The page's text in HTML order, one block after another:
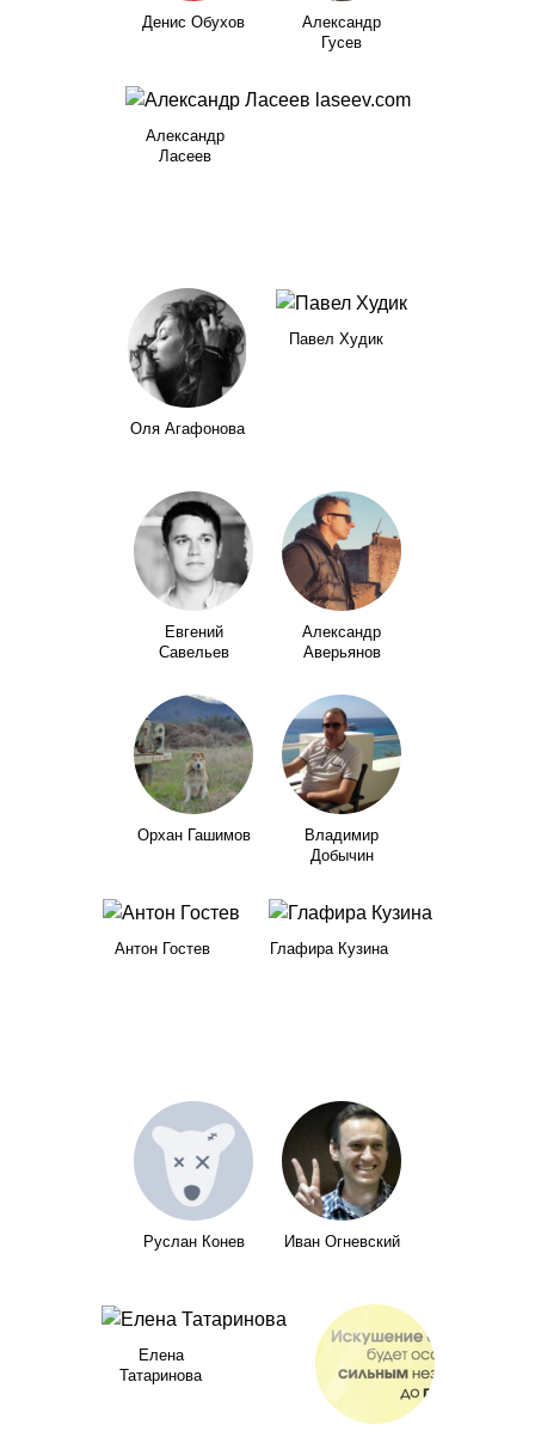
Денис Обухов
Александр
Гусев
Александр
Ласеев
Оля Агафонова
Павел Худик
Евгений
Савельев
Александр
Аверьянов
Орхан Гашимов
Владимир
Добычин
Антон Гостев Глафира Кузина
Руслан Конев Иван Огневский
Елена
Татаринова